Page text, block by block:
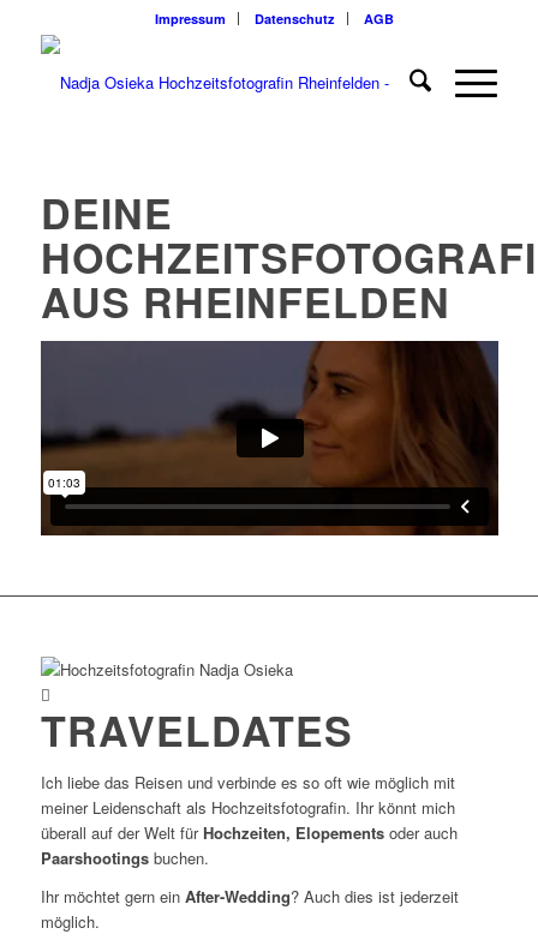
Impressum Datenschutz AGB
DEINE
AUS RHEINFELDEN
TRAVELDATES
Ich liebe das Reisen und verbinde es so oft wie möglich mit
meiner Leidenschaft als Hochzeitsfotografin. Ihr könnt mich
überall auf der Welt für Hochzeiten, Elopementsoder auch
Paarshootingsbuchen.
Ihr möchtet gern einAfter-Wedding? Auch dies ist jederzeit
möglich.